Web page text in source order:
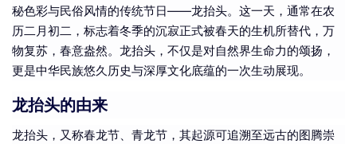
秘色彩与民俗风情的传统节日——龙抬头。这一天，通常在农
历二月初二，标志着冬季的沉寂正式被春天的生机所替代，万
物复苏，春意盎然。龙抬头，不仅是对自然界生命力的颂扬，
更是中华民族悠久历史与深厚文化底蕴的一次生动展现。
龙抬头的由来
龙抬头，又称春龙节、青龙节，其起源可追溯至远古的图腾崇